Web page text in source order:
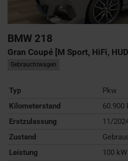
BMW 218
Gran Coupé [M Sport, HiFi,
Gebrauchtwagen
Typ
Pkw
Kilometerstand
60.900
Erstzulassung
11/
Zustand
Leistung
100